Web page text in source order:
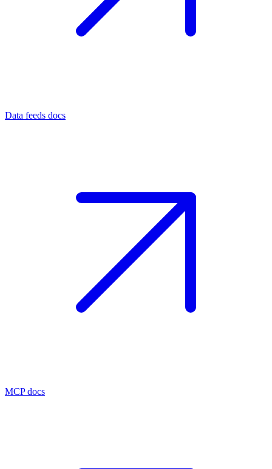
Data feeds docs
MCP docs